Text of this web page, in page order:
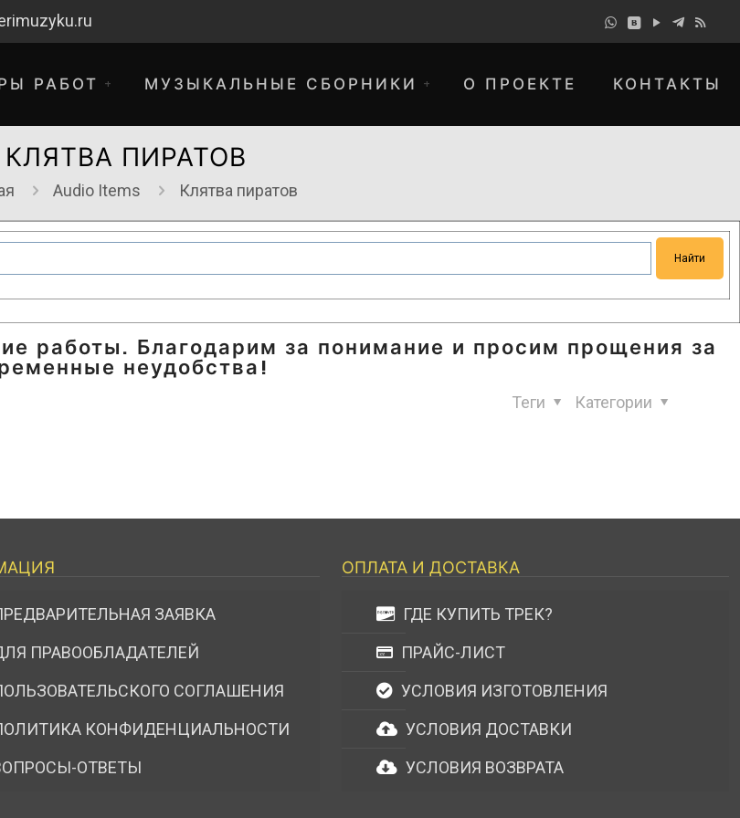
РАБОТ МУЗЫКАЛЬНЫЕ СБОРНИКИ О ПРОЕКТЕ КОНТАКТЫ
КЛЯТВА ПИРАТОВ
Audio Items Клятва пиратов
работы. Благодарим за понимание и просим прощения за
неудобства!
Категории
Теги
ЗАЯВКА
ПРАВООБЛАДАТЕЛЕЙ
СОГЛАШЕНИЯ
КОНФИДЕНЦИАЛЬНОСТИ
ОТВЕТЫ
ОПЛАТА И ДОСТАВКА
ГДЕ КУПИТЬ ТРЕК?
ПРАЙС-ЛИСТ
УСЛОВИЯ ИЗГОТОВЛЕНИЯ
УСЛОВИЯ ДОСТАВКИ
УСЛОВИЯ ВОЗВРАТА